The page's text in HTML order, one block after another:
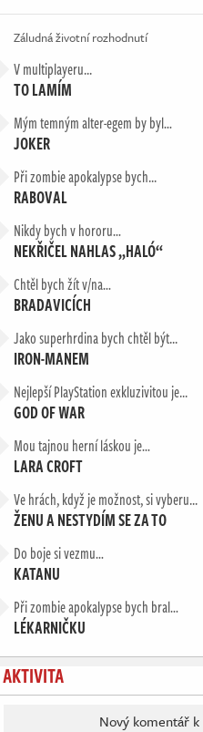
Záludná životní rozhodnutí
V multiplayeru...
TO LAMÍM
Mým temným alter-egem by byl…
JOKER
Při zombie apokalypse bych...
RABOVAL
Nikdy bych v hororu…
NEKŘIČEL NAHLAS „HALÓ“
Chtěl bych žít v/na…
BRADAVICÍCH
Jako superhrdina bych chtěl být...
IRON-MANEM
Nejlepší PlayStation exkluzivitou je...
GOD OF WAR
Mou tajnou herní láskou je…
LARA CROFT
Ve hrách, když je možnost, si vyberu...
ŽENU A NESTYDÍM SE ZA TO
Do boje si vezmu…
KATANU
Při zombie apokalypse bych bral…
LÉKARNIČKU
AKTIVITA
Nový komentář k